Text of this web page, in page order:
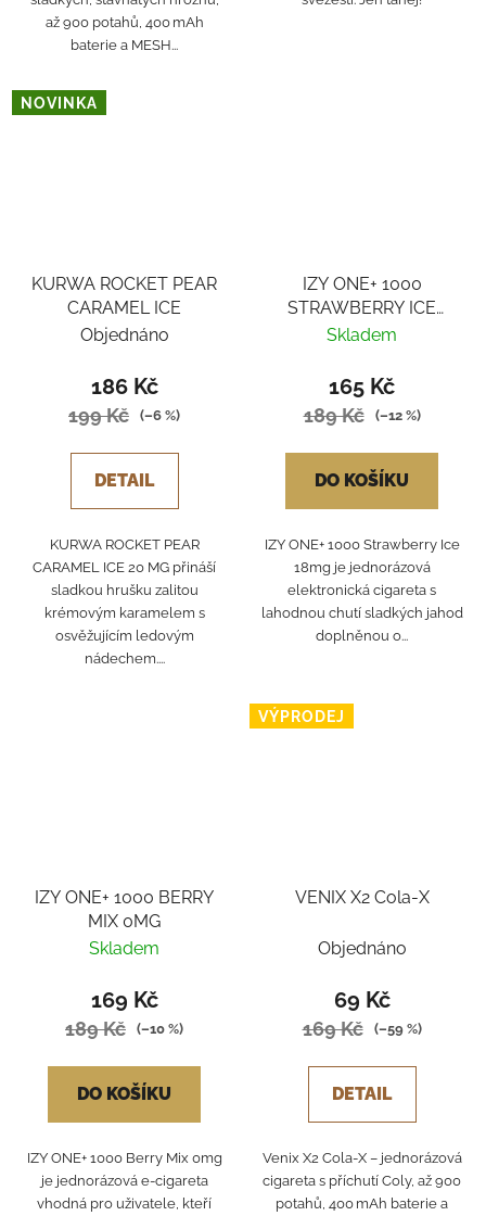
až 900 potahů, 400 mAh
baterie a MESH...
NOVINKA
KURWA ROCKET PEAR
CARAMEL ICE
Objednáno
186 Kč
199 Kč (–6 %)
DETAIL
KURWA ROCKET PEAR
CARAMEL ICE 20 MG přináší
sladkou hrušku zalitou
krémovým karamelem s
osvěžujícím ledovým
nádechem....
IZY ONE+ 1000
STRAWBERRY ICE
18MG
Skladem
165 Kč
189 Kč (–12 %)
DO KOŠÍKU
IZY ONE+ 1000 Strawberry Ice
18mg je jednorázová
elektronická cigareta s
lahodnou chutí sladkých jahod
doplněnou o...
IZY ONE+ 1000 BERRY
MIX 0MG
Skladem
169 Kč
189 Kč (–10 %)
DO KOŠÍKU
IZY ONE+ 1000 Berry Mix 0mg
je jednorázová e-cigareta
vhodná pro uživatele, kteří
VÝPRODEJ
VENIX X2 Cola-X
Objednáno
69 Kč
169 Kč (–59 %)
DETAIL
Venix X2 Cola‑X – jednorázová
cigareta s příchutí Coly, až 900
potahů, 400 mAh baterie a